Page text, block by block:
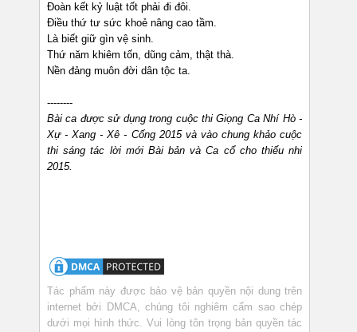
Đoàn kết kỷ luật tốt phải đi đôi.
Điều thứ tư sức khoẻ nâng cao tầm.
Là biết giữ gìn vệ sinh.
Thứ năm khiêm tốn, dũng cảm, thật thà.
Nền đảng muôn đời dân tộc ta.
--------
Bài ca được sử dụng trong cuộc thi Giọng Ca Nhí Hò -
Xự - Xang - Xê - Cống 2015 và vào chung khảo cuộc
thi sáng tác lời mới Bài bản và Ca cổ cho thiếu nhi
2015.
Tác phẩm này được bảo vệ bản quyền nội dung trên
internet bởi DMCA, chúng tôi nghiêm cấm sao chép
dưới mọi hình thức. Vui lòng tôn trọng bản quyền tác